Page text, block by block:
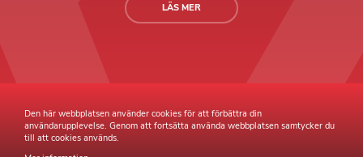
LÄS MER
Grävande Journalister © Copyright 2026 |
Den här webbplatsen använder cookies för att förbättra din
användarupplevelse. Genom att fortsätta använda webbplatsen samtycker du
till att cookies används.